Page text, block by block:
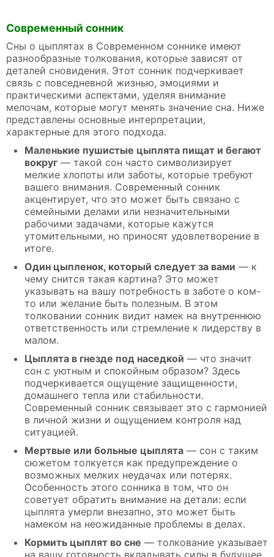
Современный сонник
Сны о цыплятах в Современном соннике имеют
разнообразные толкования, которые зависят от
деталей сновидения. Этот сонник подчеркивает
связь с повседневной жизнью, эмоциями и
практическими аспектами, уделяя внимание
мелочам, которые могут менять значение сна. Ниже
представлены основные интерпретации,
характерные для этого подхода.
Маленькие пушистые цыплята пищат и бегают
вокруг — такой сон часто символизирует
мелкие хлопоты или заботы, которые требуют
вашего внимания. Современный сонник
акцентирует, что это может быть связано с
семейными делами или незначительными
рабочими задачами, которые кажутся
утомительными, но приносят удовлетворение в
итоге.
Один цыпленок, который следует за вами — к
чему снится такая картина? Это может
указывать на вашу потребность в заботе о ком-
то или желание быть полезным. В этом
толковании сонник видит намек на внутреннюю
ответственность или стремление к лидерству в
малом.
Цыплята в гнезде под наседкой — что значит
сон с уютным и спокойным образом? Здесь
подчеркивается ощущение защищенности,
домашнего тепла или стабильности.
Современный сонник связывает это с гармонией
в личной жизни и ощущением контроля над
ситуацией.
Мертвые или больные цыплята — сон с таким
сюжетом толкуется как предупреждение о
возможных мелких неудачах или потерях.
Особенность этого сонника в том, что он
советует обратить внимание на детали: если
цыплята умерли внезапно, это может быть
намеком на неожиданные проблемы в делах.
Кормить цыплят во сне — толкование указывает
на вашу готовность вкладывать силы в будущее.